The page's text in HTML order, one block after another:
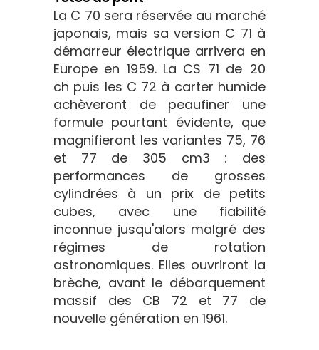
La C 70 sera réservée au marché
japonais, mais sa version C 71 à
démarreur électrique arrivera en
Europe en 1959. La CS 71 de 20
ch puis les C 72 à carter humide
achèveront de peaufiner une
formule pourtant évidente, que
magnifieront les variantes 75, 76
et 77 de 305 cm3 : des
performances de grosses
cylindrées à un prix de petits
cubes, avec une fiabilité
inconnue jusqu'alors malgré des
régimes de rotation
astronomiques. Elles ouvriront la
brèche, avant le débarquement
massif des CB 72 et 77 de
nouvelle génération en 1961.